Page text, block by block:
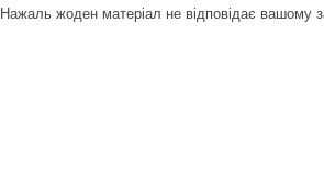
Нажаль жоден матеріал не відповідає вашому